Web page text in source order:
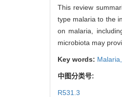
This review
type malaria to the
on malaria,
microbiota may
Key words: Malaria,
中图分类号:
R531.3